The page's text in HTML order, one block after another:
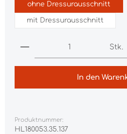
ohne Dressurausschnitt
mit Dressurausschnitt
Produkt Anzahl: Gib Stk.
In den
Produktnummer:
HL180053.35.137